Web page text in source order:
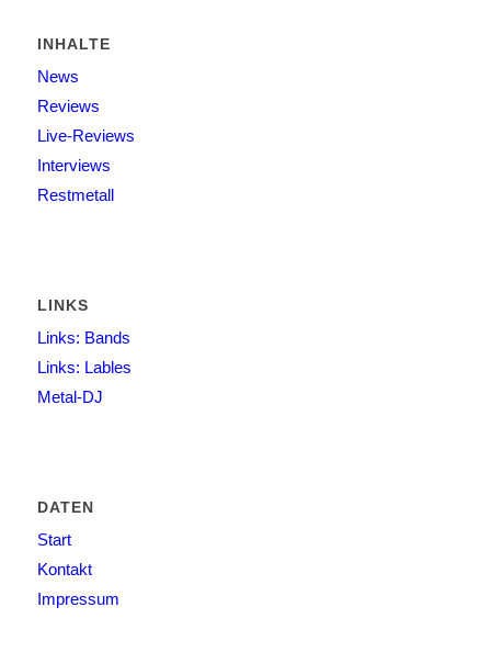
INHALTE
News
Reviews
Live-Reviews
Interviews
Restmetall
LINKS
Links: Bands
Links: Lables
Metal-DJ
DATEN
Start
Kontakt
Impressum